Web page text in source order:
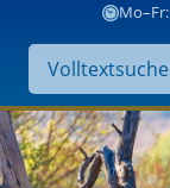
Suche
auf
der
Website
Mo–Fr: